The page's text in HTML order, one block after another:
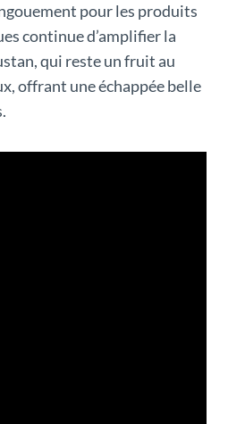
pour les produits
continue d’amplifier la
qui reste un fruit au
offrant une échappée belle